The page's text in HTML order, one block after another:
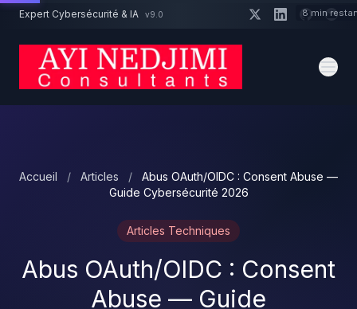
Aller au contenu principal
Expert Cybersécurité & IA v9.0
Accueil / Articles /
Abus OAuth/OIDC : Consent Abuse —
Guide Cybersécurité 2026
Articles Techniques
Abus OAuth/OIDC : Consent
Abuse — Guide
Un projet cybersécurité ? 8 min